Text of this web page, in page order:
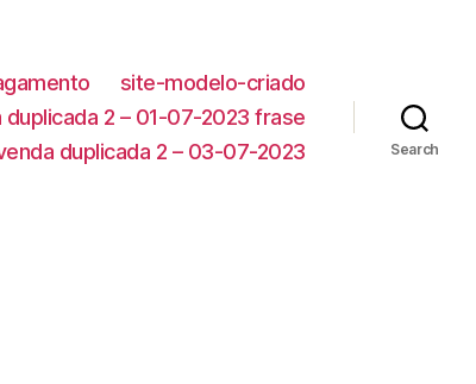
site-modelo-criado
duplicada 2 – 01-07-2023 frase
duplicada 2 – 03-07-2023
Search